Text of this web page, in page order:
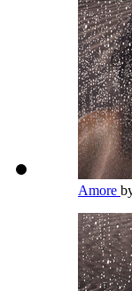
Amore